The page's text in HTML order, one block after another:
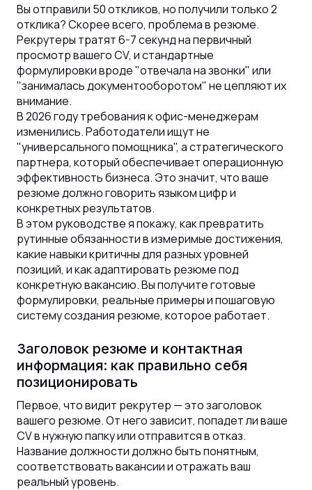
Не готов к переезду, не готов к
командировкам
Желаемая должность и зарплата
офис-менеджер
Специализации:
офис-менеджер
Занятость: полная занятость
График работы: полный день
Время в пути до работы: не имеет
значения
Вы отправили 50 откликов, но получили только 2
отклика? Скорее всего, проблема в резюме.
Рекрутеры тратят 6-7 секунд на первичный
просмотр вашего CV, и стандартные
формулировки вроде "отвечала на звонки" или
"занималась документооборотом" не цепляют их
внимание.
В 2026 году требования к офис-менеджерам
изменились. Работодатели ищут не
"универсального помощника", а стратегического
партнера, который обеспечивает операционную
эффективность бизнеса. Это значит, что ваше
резюме должно говорить языком цифр и
конкретных результатов.
В этом руководстве я покажу, как превратить
рутинные обязанности в измеримые достижения,
какие навыки критичны для разных уровней
позиций, и как адаптировать резюме под
конкретную вакансию. Вы получите готовые
формулировки, реальные примеры и пошаговую
систему создания резюме, которое работает.
Заголовок резюме и контактная
информация: как правильно себя
позиционировать
Первое, что видит рекрутер — это заголовок
вашего резюме. От него зависит, попадет ли ваше
CV в нужную папку или отправится в отказ.
Название должности должно быть понятным,
соответствовать вакансии и отражать ваш
реальный уровень.